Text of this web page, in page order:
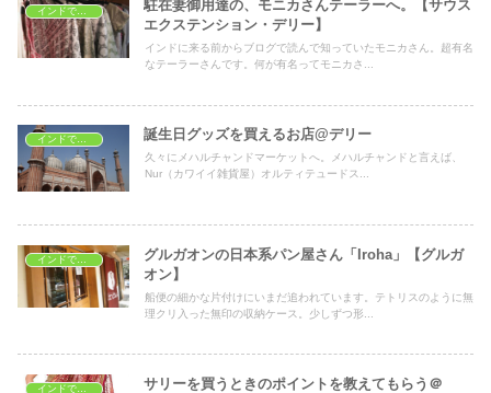
駐在妻御用達の、モニカさんテーラーへ。【サウス
エクステンション・デリー】
インドに来る前からブログで読んで知っていたモニカさん。超有名
なテーラーさんです。何が有名ってモニカさ...
インドでショッピング 誕生日グッズを買えるお店@デリー
久々にメハルチャンドマーケットへ。メハルチャンドと言えば、
Nur（カワイイ雑貨屋）オルティテュードス...
グルガオンの日本系パン屋さん「Iroha」【グルガ
オン】
船便の細かな片付けにいまだ追われています。テトリスのように無
理クリ入った無印の収納ケース。少しずつ形...
サリーを買うときのポイントを教えてもらう＠